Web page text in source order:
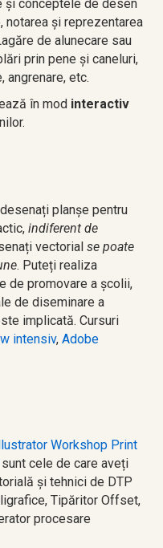
și conceptele de desen
notarea și reprezentarea
de alunecare sau
prin pene și caneluri,
angrenare, etc.
în mod interactiv
planșe pentru
indiferent de
vectorial se poate
. Puteți realiza
de promovare a școlii,
de diseminare a
implicată. Cursuri
intensiv, Adobe
Workshop Print
sunt cele de care aveți
și tehnici de DTP
Tipăritor Offset,
procesare